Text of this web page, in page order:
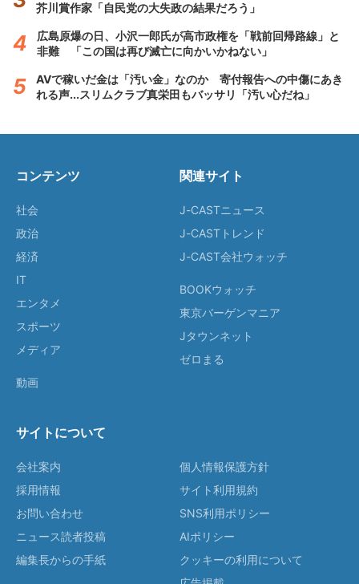
芥川賞作家「自民党の大失政の結果だろう」
広島原爆の日、小沢一郎氏が高市政権を「戦前回帰路線」と
非難 「この国は再び滅亡に向かいかねない」
AVで稼いだ金は「汚い金」なのか 寄付報告への中傷にあき
れる声...スリムクラブ真栄田もバッサリ「汚い心だね」
コンテンツ
社会
政治
経済
IT
エンタメ
スポーツ
メディア
動画
関連サイト
J-CASTニュース
J-CASTトレンド
J-CAST会社ウォッチ
BOOKウォッチ
東京バーゲンマニア
Jタウンネット
ゼロまる
サイトについて
会社案内
採用情報
お問い合わせ
ニュース読者投稿
編集長からの手紙
個人情報保護方針
サイト利用規約
SNS利用ポリシー
AIポリシー
クッキーの利用について